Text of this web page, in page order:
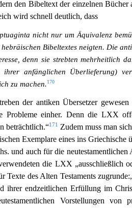
den Bibeltext der einzelnen
wird schnell deutlich, dass
nicht nur um Äquivalenz
hebräischen Bibeltextes neigten. Die
denn sie strebten mehrheitlich
ihrer anfänglichen Überlieferung)
zu machen.170
der antiken Übersetzer
Probleme einher. Denn die LXX
beträchtlich.“171
Zudem muss man
Exemplare eines ins Griechische
und auch für die
die LXX „ausschließlich
des Alten Testaments
ihrer endzeitlichen Erfüllung im
Vorstellungen von